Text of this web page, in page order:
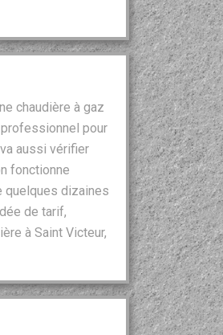
chaudière à gaz
pour
aussi vérifier
fonctionne
quelques dizaines
de tarif,
à Saint Victeur,